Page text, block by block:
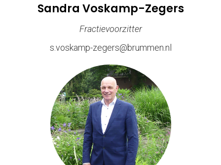
Sandra Voskamp-Zegers
Fractievoorzitter
s.voskamp-zegers@brummen.nl